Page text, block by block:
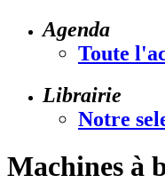
Agenda
Toute
Librairie
Notre
Machines à